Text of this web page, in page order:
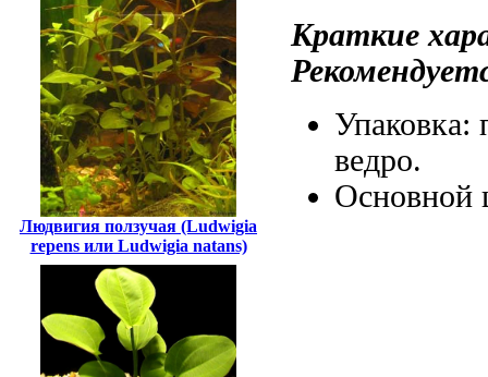
Людвигия ползучая (Ludwigia
repens или Ludwigia natans)
Краткие
Упаковка:
ведро.
Основной